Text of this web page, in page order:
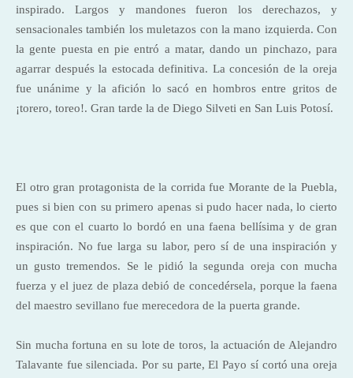
inspirado. Largos y mandones fueron los derechazos, y
sensacionales también los muletazos con la mano izquierda. Con
la gente puesta en pie entró a matar, dando un pinchazo, para
agarrar después la estocada definitiva. La concesión de la oreja
fue unánime y la afición lo sacó en hombros entre gritos de
¡torero, toreo!. Gran tarde la de Diego Silveti en San Luis Potosí.
El otro gran protagonista de la corrida fue Morante de la Puebla,
pues si bien con su primero apenas si pudo hacer nada, lo cierto
es que con el cuarto lo bordó en una faena bellísima y de gran
inspiración. No fue larga su labor, pero sí de una inspiración y
un gusto tremendos. Se le pidió la segunda oreja con mucha
fuerza y el juez de plaza debió de concedérsela, porque la faena
del maestro sevillano fue merecedora de la puerta grande.
Sin mucha fortuna en su lote de toros, la actuación de Alejandro
Talavante fue silenciada. Por su parte, El Payo sí cortó una oreja